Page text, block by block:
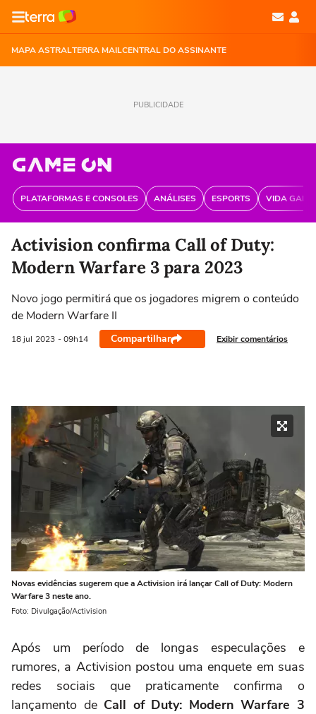
MAPA ASTRALTERRA MAILCENTRAL DO ASSINANTE
PUBLICIDADE
PLATAFORMAS E CONSOLES ANÁLISES ESPORTS VIDA
Activision confirma Call of Duty:
Modern Warfare 3 para 2023
Novo jogo permitirá que os jogadores migrem o conteúdo
de Modern Warfare II
18 jul 2023 - 09h14 Compartilhar Exibir comentários
Novas evidências sugerem que a Activision irá lançar Call of Duty: Modern
Warfare 3 neste ano.
Foto: Divulgação/Activision
Após um período de longas especulações e
rumores, a Activision postou uma enquete em suas
redes sociais que praticamente confirma o
lançamento de Call of Duty: Modern Warfare 3